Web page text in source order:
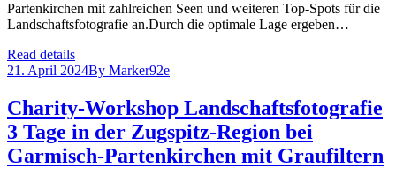
Partenkirchen mit zahlreichen Seen und weiteren Top-Spots für die
Landschaftsfotografie an.Durch die optimale Lage ergeben…
Read details
21. April 2024By Marker92e
Charity-Workshop Landschaftsfotografie
3 Tage in der Zugspitz-Region bei
Garmisch-Partenkirchen mit Graufiltern